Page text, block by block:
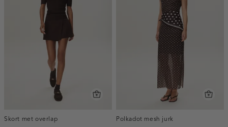
Skort met overlap
Polkadot mesh jurk